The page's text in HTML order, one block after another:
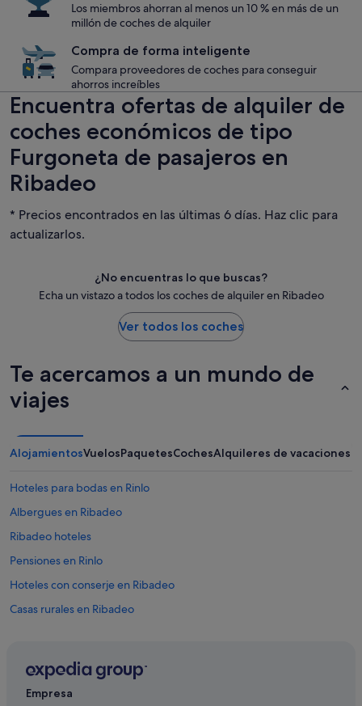
Los miembros ahorran al menos un 10 % en más de un
millón de coches de alquiler
Compra de forma inteligente
Compara proveedores de coches para conseguir
ahorros increíbles
Encuentra ofertas de alquiler de
coches económicos de tipo
Furgoneta de pasajeros en
Ribadeo
* Precios encontrados en las últimas 6 días. Haz clic para
actualizarlos.
¿No encuentras lo que buscas?
Echa un vistazo a todos los coches de alquiler en Ribadeo
Ver todos los coches
Te acercamos a un mundo de
viajes
AlojamientosVuelosPaquetesCochesAlquileres de vacaciones
Hoteles para bodas en Rinlo
Albergues en Ribadeo
Ribadeo hoteles
Pensiones en Rinlo
Hoteles con conserje en Ribadeo
Casas rurales en Ribadeo
Apartamentos en Ribadeo
Empresa